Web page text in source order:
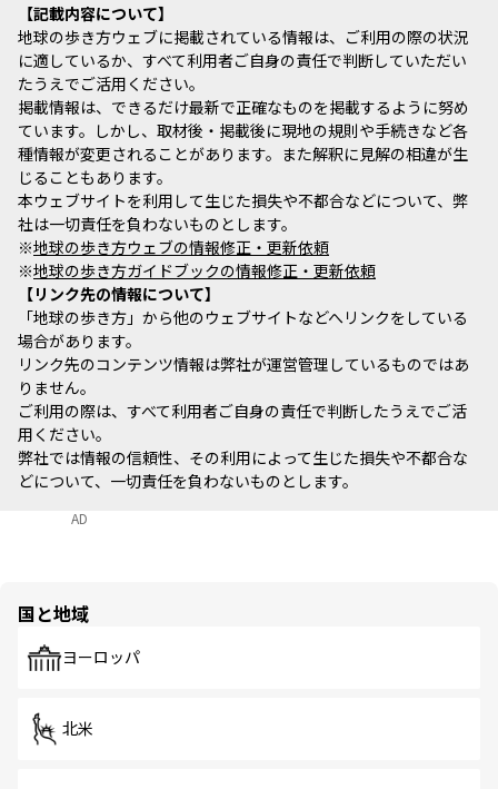
記載内容について
地球の歩き方ウェブに掲載されている情報は、ご利用の際の状況
に適しているか、すべて利用者ご自身の責任で判断していただい
たうえでご活用ください。
掲載情報は、できるだけ最新で正確なものを掲載するように努め
ています。しかし、取材後・掲載後に現地の規則や手続きなど各
種情報が変更されることがあります。また解釈に見解の相違が生
じることもあります。
本ウェブサイトを利用して生じた損失や不都合などについて、弊
社は一切責任を負わないものとします。
※地球の歩き方ウェブの情報修正・更新依頼
※地球の歩き方ガイドブックの情報修正・更新依頼
リンク先の情報について
「地球の歩き方」から他のウェブサイトなどへリンクをしている
場合があります。
リンク先のコンテンツ情報は弊社が運営管理しているものではあ
りません。
ご利用の際は、すべて利用者ご自身の責任で判断したうえでご活
用ください。
弊社では情報の信頼性、その利用によって生じた損失や不都合な
どについて、一切責任を負わないものとします。
AD
国と地域
ヨーロッパ
北米